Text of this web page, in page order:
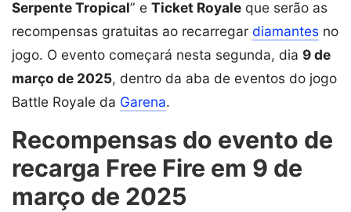
Serpente Tropical” e Ticket Royale que serão as
recompensas gratuitas ao recarregar diamantes no
jogo. O evento começará nesta segunda, dia 9 de
março de 2025, dentro da aba de eventos do jogo
Battle Royale da Garena.
Recompensas do evento de
recarga Free Fire em 9 de
março de 2025